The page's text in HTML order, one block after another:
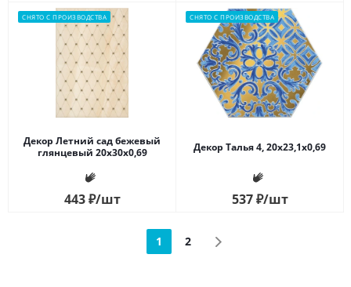
СНЯТО С ПРОИЗВОДСТВА
Декор Летний сад бежевый
глянцевый 20x30x0,69
443₽/шт
СНЯТО С ПРОИЗВОДСТВА
Декор Талья 4, 20x23,1x0,69
537₽/шт
1 2